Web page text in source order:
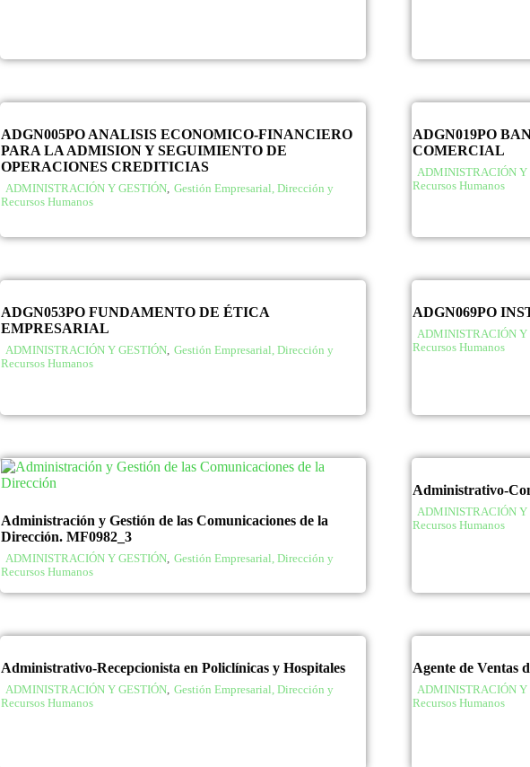
ADGN005PO ANALISIS ECONOMICO-FINANCIERO
PARA LA ADMISION Y SEGUIMIENTO DE
OPERACIONES CREDITICIAS
ADMINISTRACIÓN Y GESTIÓN, Gestión Empresarial, Dirección y
Recursos Humanos
ADGN019PO
COMERCIAL
ADMINISTRACIÓN Y
Recursos Humanos
ADGN053PO FUNDAMENTO DE ÉTICA
EMPRESARIAL
ADMINISTRACIÓN Y GESTIÓN, Gestión Empresarial, Dirección y
Recursos Humanos
ADGN069PO
ADMINISTRACIÓN Y
Recursos Humanos
Administración y Gestión de las Comunicaciones de la
Dirección. MF0982_3
ADMINISTRACIÓN Y GESTIÓN, Gestión Empresarial, Dirección y
Recursos Humanos
Administrativo-
ADMINISTRACIÓN Y
Recursos Humanos
Administrativo-Recepcionista en Policlínicas y Hospitales
ADMINISTRACIÓN Y GESTIÓN, Gestión Empresarial, Dirección y
Recursos Humanos
Agente de Ventas
ADMINISTRACIÓN Y
Recursos Humanos